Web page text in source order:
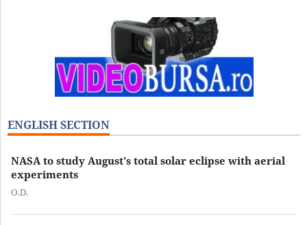
ENGLISH SECTION
NASA to study August's total solar eclipse with aerial
experiments
O.D.